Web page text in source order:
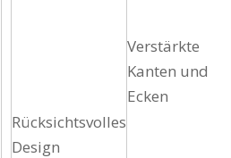
Rücksichtsvolles
Design
Verstärkte
Kanten und
Ecken